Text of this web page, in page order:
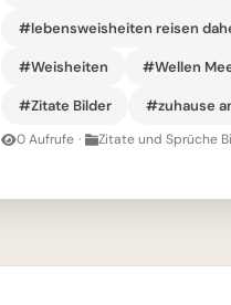
#lebensweisheiten reisen
#Weisheiten #Wellen
#Zitate Bilder #zuhause
0 Aufrufe · Zitate und Sprüche